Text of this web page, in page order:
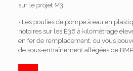
sur le projet M3.
• Les poulies de pompe à eau en
notoires sur les E36 à kilométrage
en fer de remplacement, ou vous
de sous-entraînement allégées de